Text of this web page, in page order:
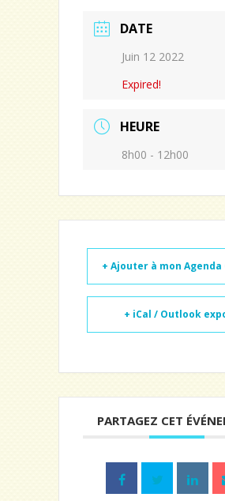
DATE
Juin 12 2022
Expired!
HEURE
8h00 - 12h00
+ Ajouter à mon Agenda
+ iCal / Outlook
PARTAGEZ CET